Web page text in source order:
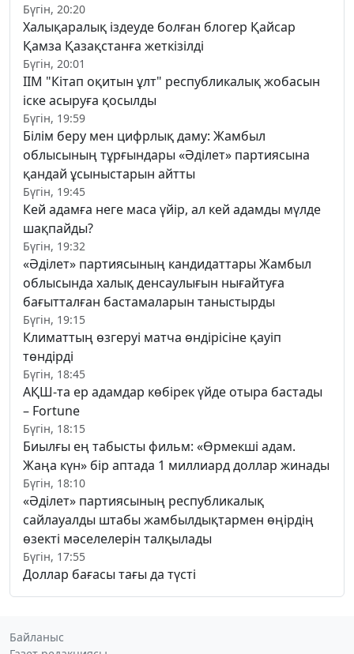
Бүгін, 20:20
Халықаралық іздеуде болған блогер Қайсар
Қамза Қазақстанға жеткізілді
Бүгін, 20:01
ІІМ "Кітап оқитын ұлт" республикалық жобасын
іске асыруға қосылды
Бүгін, 19:59
Білім беру мен цифрлық даму: Жамбыл
облысының тұрғындары «Әділет» партиясына
қандай ұсыныстарын айтты
Бүгін, 19:45
Кей адамға неге маса үйір, ал кей адамды мүлде
шақпайды?
Бүгін, 19:32
«Әділет» партиясының кандидаттары Жамбыл
облысында халық денсаулығын нығайтуға
бағытталған бастамаларын таныстырды
Бүгін, 19:15
Климаттың өзгеруі матча өндірісіне қауіп
төндірді
Бүгін, 18:45
АҚШ-та ер адамдар көбірек үйде отыра бастады
– Fortune
Бүгін, 18:15
Биылғы ең табысты фильм: «Өрмекші адам.
Жаңа күн» бір аптада 1 миллиард доллар жинады
Бүгін, 18:10
«Әділет» партиясының республикалық
сайлауалды штабы жамбылдықтармен өңірдің
өзекті мәселелерін талқылады
Бүгін, 17:55
Доллар бағасы тағы да түсті
Байланыс